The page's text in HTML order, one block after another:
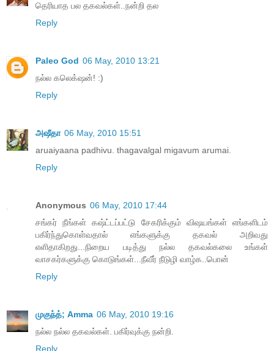
தெரியாத பல தகவல்கள்..நன்றி தல
Reply
Paleo God 06 May, 2010 13:21
நல்ல கலெக்‌ஷன்! :)
Reply
அஷீதா 06 May, 2010 15:51
aruaiyaana padhivu. thagavalgal migavum arumai.
Reply
Anonymous 06 May, 2010 17:44
சங்கர் நீங்கள் கஷ்ட்டப்பட்டு சேகரிக்கும் விஷயங்கள் எங்களிடம்
பகிர்ந்துகொள்வதால் எங்களுக்கு தகவல் அறிவது
எளிதாகிறது...நிறைய படித்து நல்ல தகவல்கலை உங்கள்
வாசகர்களுக்கு கொடுங்கள்...நீவீர் நீடுழி வாழ்க..பொன்
Reply
முகுந்த்; Amma 06 May, 2010 19:16
நல்ல நல்ல தகவல்கள். பகிர்வுக்கு நன்றி.
Reply